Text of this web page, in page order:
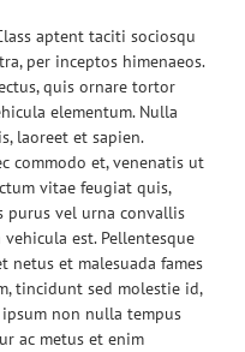
aptent taciti sociosqu
per inceptos himenaeos.
quis ornare tortor
elementum. Nulla
laoreet et sapien.
commodo et, venenatis ut
vitae feugiat quis,
purus vel urna convallis
est. Pellentesque
et malesuada fames
tincidunt sed molestie id,
non nulla tempus
ac metus et enim